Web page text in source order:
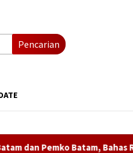
Pencarian
Restrukturisasi Organisasi